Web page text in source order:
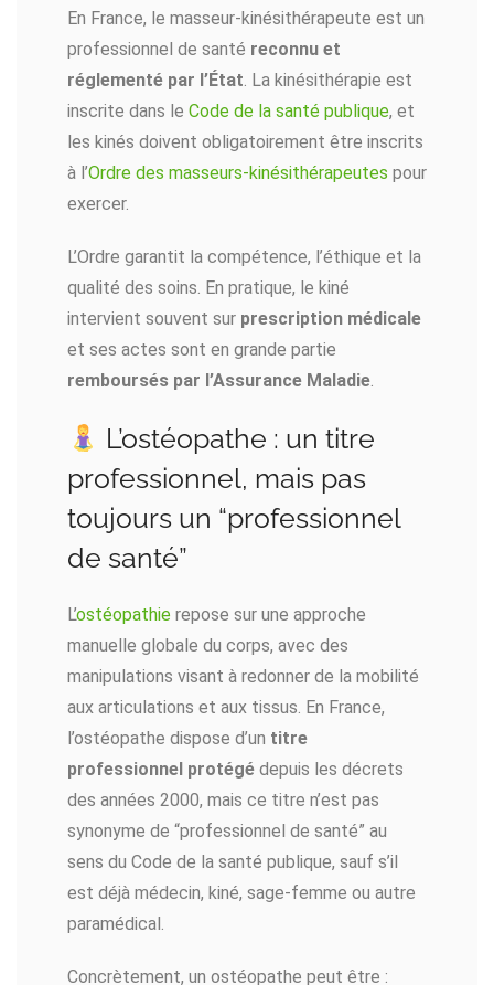
En France, le masseur-kinésithérapeute est un
professionnel de santé reconnu et
réglementé par l’État. La kinésithérapie est
inscrite dans le Code de la santé publique, et
les kinés doivent obligatoirement être inscrits
à l’Ordre des masseurs-kinésithérapeutes pour
exercer.
L’Ordre garantit la compétence, l’éthique et la
qualité des soins. En pratique, le kiné
intervient souvent sur prescription médicale
et ses actes sont en grande partie
remboursés par l’Assurance Maladie.
L’ostéopathe : un titre
professionnel, mais pas
toujours un “professionnel
de santé”
L’ostéopathie repose sur une approche
manuelle globale du corps, avec des
manipulations visant à redonner de la mobilité
aux articulations et aux tissus. En France,
l’ostéopathe dispose d’un titre
professionnel protégé depuis les décrets
des années 2000, mais ce titre n’est pas
synonyme de “professionnel de santé” au
sens du Code de la santé publique, sauf s’il
est déjà médecin, kiné, sage-femme ou autre
paramédical.
Concrètement, un ostéopathe peut être :